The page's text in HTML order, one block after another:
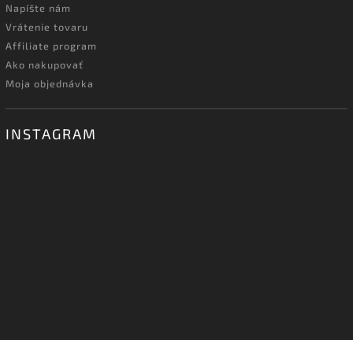
Napíšte nám
Vrátenie tovaru
Affiliate program
Ako nakupovať
Moja objednávka
INSTAGRAM